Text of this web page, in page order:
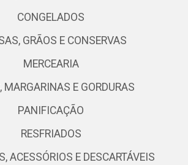
CONGELADOS
GRÃOS E CONSERVAS
MERCEARIA
MARGARINAS E GORDURAS
PANIFICAÇÃO
RESFRIADOS
ACESSÓRIOS E DESCARTÁVEIS